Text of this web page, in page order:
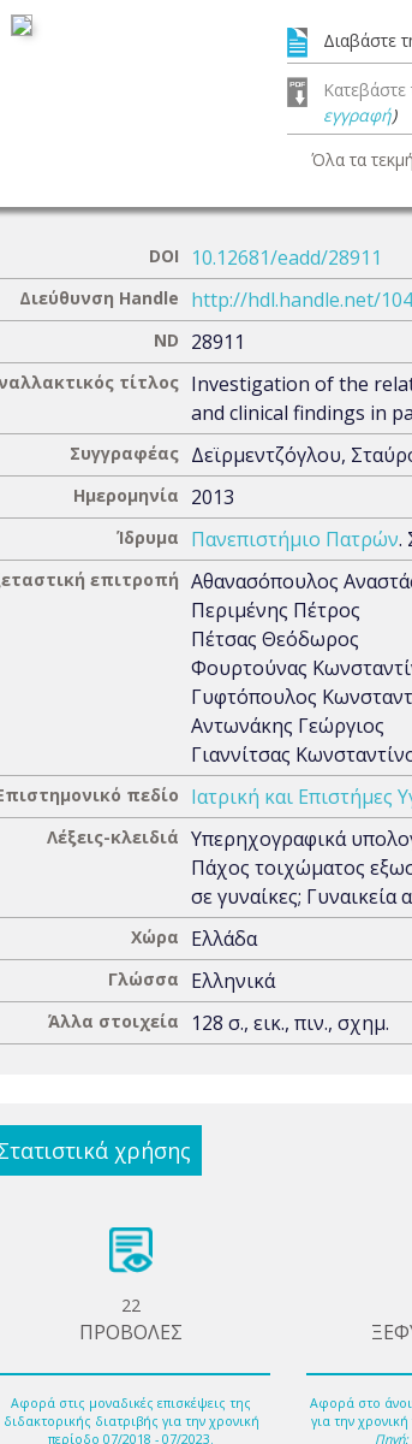
Διαβάστε
εγγραφή)
Όλα τα
DOI 10.12681/eadd/28911
Διεύθυνση Handle http://hdl.handle.net/
ND 28911
τίτλος Investigation of the
and clinical findings in
Συγγραφέας Δεϊρμεντζόγλου,
Ημερομηνία 2013
Ίδρυμα Πανεπιστήμιο Πατρών.
επιτροπή Αθανασόπουλος
Περιμένης Πέτρος
Πέτσας Θεόδωρος
Φουρτούνας
Γυφτόπουλος
Αντωνάκης Γεώργιος
Γιαννίτσας
πεδίο Ιατρική και Επιστήμες
Λέξεις-κλειδιά Υπερηχογραφικά
Πάχος τοιχώματος
σε γυναίκες;
Χώρα Ελλάδα
Γλώσσα Ελληνικά
Άλλα στοιχεία 128 σ., εικ., πιν., σχημ.
χρήσης
22
ΠΡΟΒΟΛΕΣ
Αφορά στις μοναδικές επισκέψεις της
διδακτορικής διατριβής για την χρονική
περίοδο 07/2018 - 07/2023.
Αφορά στο
για την
Πηγή: